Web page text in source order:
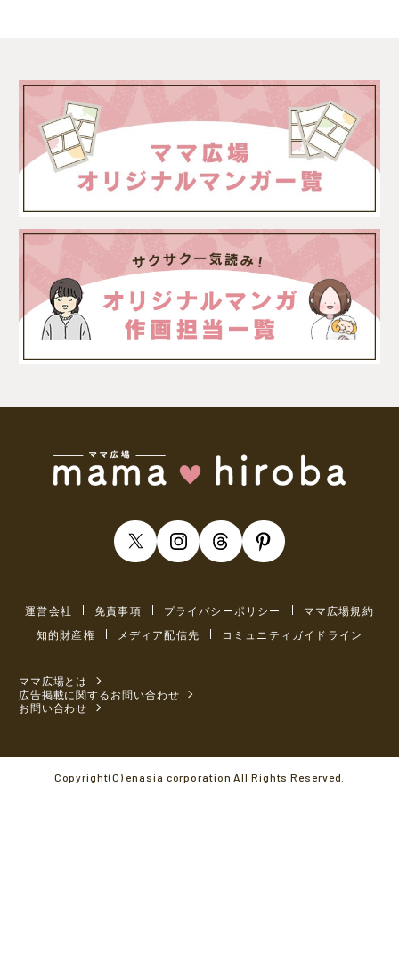
運営会社 免責事項 プライバシーポリシー
ママ広場規約
知的財産権
メディア配信先 コミュニティガイドライン
ママ広場とは
広告掲載に関するお問い合わせ
お問い合わせ
Copyright(C) enasia corporation All Rights Reserved.